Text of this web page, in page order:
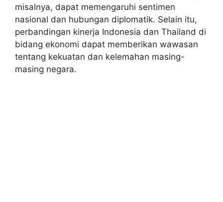
misalnya, dapat memengaruhi sentimen
nasional dan hubungan diplomatik. Selain itu,
perbandingan kinerja Indonesia dan Thailand di
bidang ekonomi dapat memberikan wawasan
tentang kekuatan dan kelemahan masing-
masing negara.